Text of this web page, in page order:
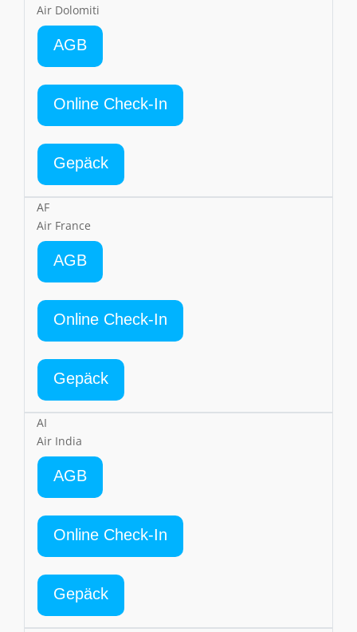
Air Dolomiti
AGB
Online Check-In
Gepäck
AF
Air France
AGB
Online Check-In
Gepäck
AI
Air India
AGB
Online Check-In
Gepäck